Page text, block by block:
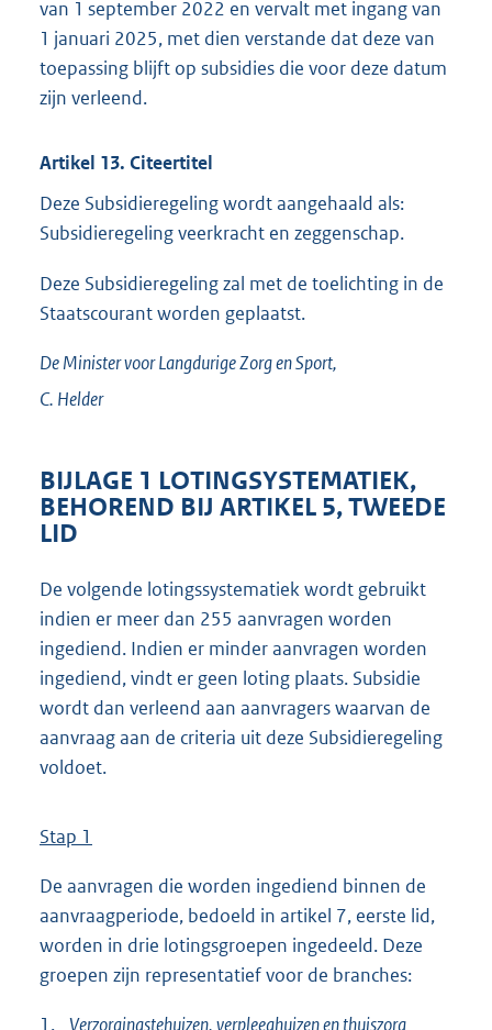
van 1 september 2022 en vervalt met ingang van
1 januari 2025, met dien verstande dat deze van
toepassing blijft op subsidies die voor deze datum
zijn verleend.
Artikel 13. Citeertitel
Deze Subsidieregeling wordt aangehaald als:
Subsidieregeling veerkracht en zeggenschap.
Deze Subsidieregeling zal met de toelichting in de
Staatscourant worden geplaatst.
De Minister voor Langdurige Zorg en Sport,
C. Helder
BIJLAGE 1 LOTINGSYSTEMATIEK,
BEHOREND BIJ ARTIKEL 5, TWEEDE
LID
De volgende lotingssystematiek wordt gebruikt
indien er meer dan 255 aanvragen worden
ingediend. Indien er minder aanvragen worden
ingediend, vindt er geen loting plaats. Subsidie
wordt dan verleend aan aanvragers waarvan de
aanvraag aan de criteria uit deze Subsidieregeling
voldoet.
Stap 1
De aanvragen die worden ingediend binnen de
aanvraagperiode, bedoeld in artikel 7, eerste lid,
worden in drie lotingsgroepen ingedeeld. Deze
groepen zijn representatief voor de branches:
1. Verzorgingstehuizen, verpleeghuizen en thuiszorg